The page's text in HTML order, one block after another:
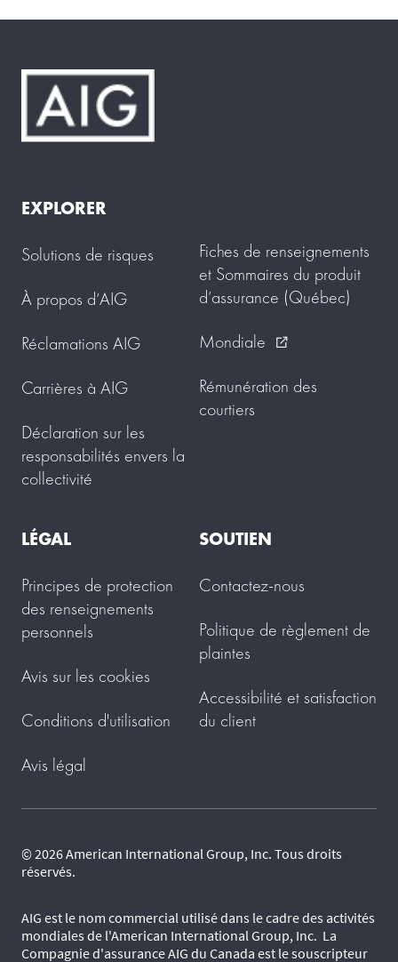
EXPLORER
Solutions de risques
À propos d’AIG
Réclamations AIG
Carrières à AIG
Déclaration sur les
responsabilités envers la
collectivité
Fiches de renseignements
et Sommaires du produit
d’assurance (Québec)
Mondiale
external_link
Rémunération des
courtiers
LÉGAL
Principes de protection
des renseignements
personnels
Avis sur les cookies
Conditions d'utilisation
Avis légal
SOUTIEN
Contactez-nous
Politique de règlement de
plaintes
Accessibilité et satisfaction
du client
© 2026 American International Group, Inc. Tous droits
réservés.
AIG est le nom commercial utilisé dans le cadre des activités
mondiales de l'American International Group, Inc. La
Compagnie d'assurance AIG du Canada est le souscripteur